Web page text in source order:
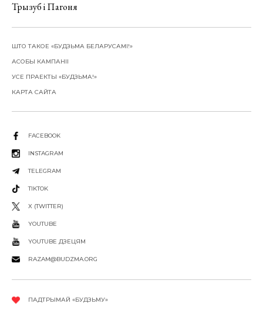
Трызуб і Пагоня
ШТО ТАКОЕ «БУДЗЬМА БЕЛАРУСАМІ!»
АСОБЫ КАМПАНІІ
УСЕ ПРАЕКТЫ «БУДЗЬМА!»
КАРТА САЙТА
FACEBOOK
INSTAGRAM
TELEGRAM
TIKTOK
X (TWITTER)
YOUTUBE
YOUTUBE ДЗЕЦЯМ
RAZAM@BUDZMA.ORG
ПАДТРЫМАЙ «БУДЗЬМУ»